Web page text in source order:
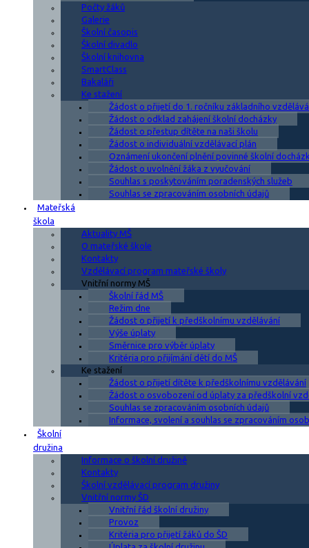
Počty žáků
Galerie
Školní časopis
Školní divadlo
Školní knihovna
SmartClass
Bakaláři
Ke stažení
Žádost o přijetí do 1. ročníku základního
Žádost o odklad zahájení školní docházky
Žádost o přestup dítěte na naši školu
Žádost o individuální vzdělávací plán
Oznámení ukončení plnění povinné školní
Žádost o uvolnění žáka z vyučování
Souhlas s poskytováním poradenských služeb
Souhlas se zpracováním osobních údajů
Mateřská
škola
Aktuality MŠ
O mateřské škole
Kontakty
Vzdělávací program mateřské školy
Vnitřní normy MŠ
Školní řád MŠ
Režim dne
Žádost o přijetí k předškolnímu vzdělávání
Výše úplaty
Směrnice pro výběr úplaty
Kritéria pro přijímání dětí do MŠ
Ke stažení
Žádost o přijetí dítěte k předškolnímu vzdělávání
Žádost o osvobození od úplaty za předškolní
Souhlas se zpracováním osobních údajů
Informace, svolení a souhlas se zpracováním
Školní
družina
Informace o školní družině
Kontakty
Školní vzdělávací program družiny
Vnitřní normy ŠD
Vnitřní řád školní družiny
Provoz
Kritéria pro přijetí žáků do ŠD